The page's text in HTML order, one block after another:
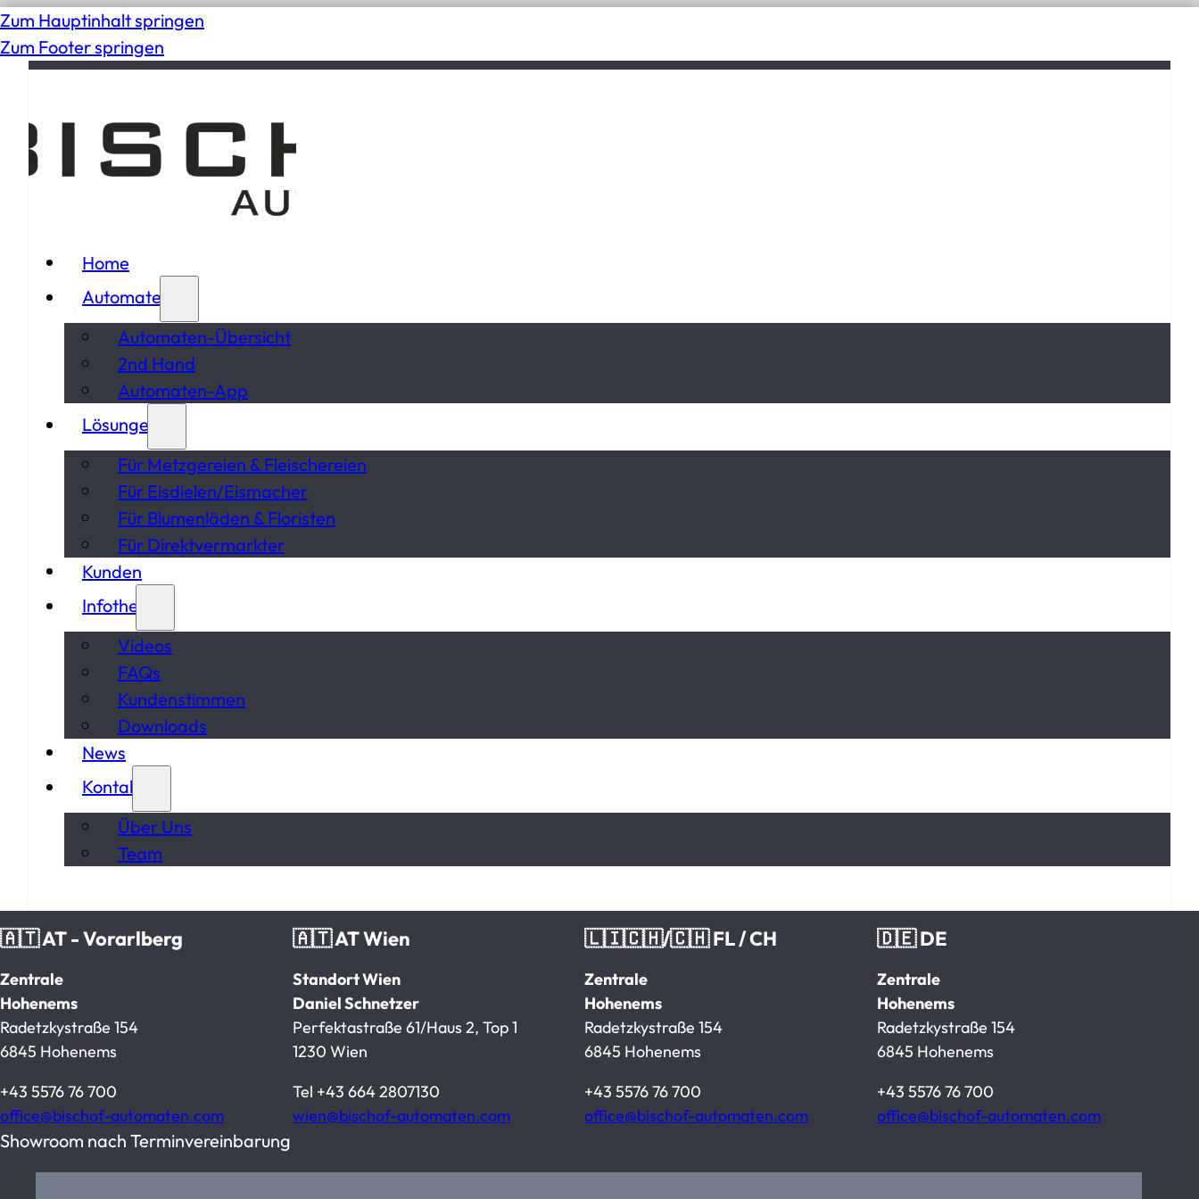
Zum Hauptinhalt springen
Zum Footer springen
Home
Automaten
Automaten-Übersicht
2nd Hand
Automaten-App
Lösungen
Für Metzgereien & Fleischereien
Für Eisdielen/Eismacher
Für Blumenläden & Floristen
Für Direktvermarkter
Kunden
Infothek
Videos
FAQs
Kundenstimmen
Downloads
News
Kontakt
Über Uns
Team
🇦🇹 AT - Vorarlberg
Zentrale
Hohenems
Radetzkystraße 154
6845 Hohenems
+43 5576 76 700
office@bischof-automaten.com
🇦🇹 AT Wien
Standort Wien
Daniel Schnetzer
Perfektastraße 61/Haus 2, Top 1
1230 Wien
Tel +43 664 2807130
wien@bischof-automaten.com
🇱🇮🇨🇭/🇨🇭 FL / CH
Zentrale
Hohenems
Radetzkystraße 154
6845 Hohenems
+43 5576 76 700
office@bischof-automaten.com
🇩🇪 DE
Zentrale
Hohenems
Radetzkystraße 154
6845 Hohenems
+43 5576 76 700
office@bischof-automaten.com
Showroom nach Terminvereinbarung